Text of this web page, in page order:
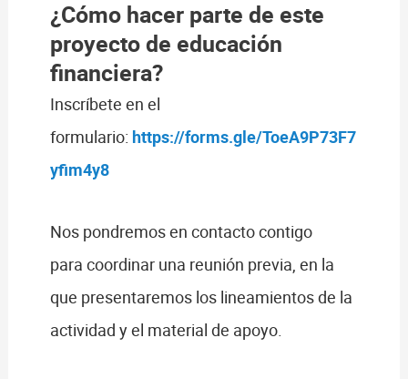
¿Cómo hacer parte de este
proyecto de educación
financiera?
Inscríbete en el
formulario: https://forms.gle/ToeA9P73F7
yfim4y8
Nos pondremos en contacto contigo
para coordinar una reunión previa, en la
que presentaremos los lineamientos de la
actividad y el material de apoyo.